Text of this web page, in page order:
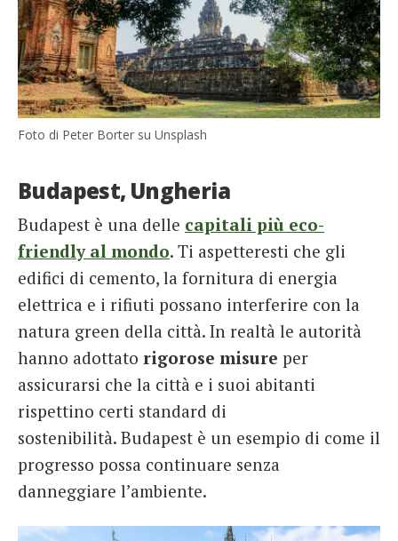
Foto di Peter Borter su Unsplash
Budapest, Ungheria
Budapest è una delle capitali più eco-
friendly al mondo. Ti aspetteresti che gli
edifici di cemento, la fornitura di energia
elettrica e i rifiuti possano interferire con la
natura green della città. In realtà le autorità
hanno adottato rigorose misure per
assicurarsi che la città e i suoi abitanti
rispettino certi standard di
sostenibilità. Budapest è un esempio di come il
progresso possa continuare senza
danneggiare l’ambiente.